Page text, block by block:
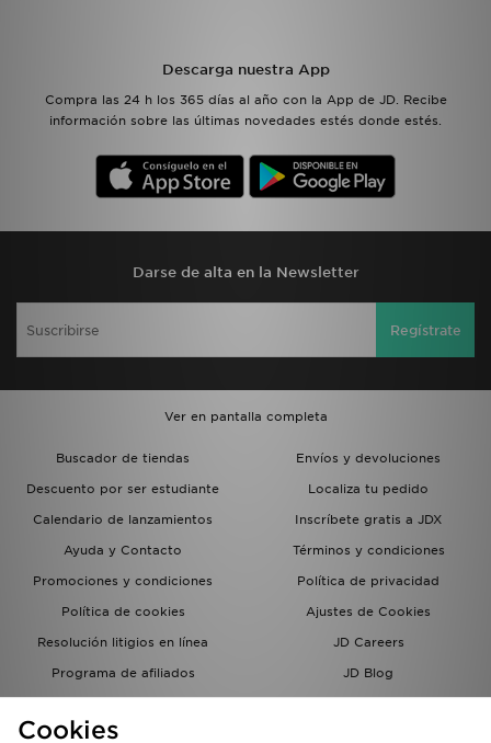
Descarga nuestra App
Compra las 24 h los 365 días al año con la App de JD. Recibe
información sobre las últimas novedades estés donde estés.
Darse de alta en la Newsletter
Regístrate
Ver en pantalla completa
Buscador de tiendas
Envíos y devoluciones
Descuento por ser estudiante
Localiza tu pedido
Calendario de lanzamientos
Inscríbete gratis a JDX
Ayuda y Contacto
Términos y condiciones
Promociones y condiciones
Política de privacidad
Política de cookies
Ajustes de Cookies
Resolución litigios en línea
JD Careers
Programa de afiliados
JD Blog
del grupo JD - Whistleblowing
Cookies